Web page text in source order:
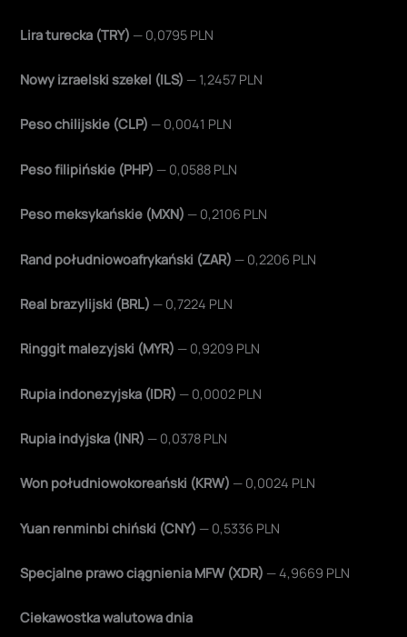
Lira turecka (TRY) — 0,0795 PLN
Nowy izraelski szekel (ILS) — 1,2457 PLN
Peso chilijskie (CLP) — 0,0041 PLN
Peso filipińskie (PHP) — 0,0588 PLN
Peso meksykańskie (MXN) — 0,2106 PLN
Rand południowoafrykański (ZAR) — 0,2206 PLN
Real brazylijski (BRL) — 0,7224 PLN
Ringgit malezyjski (MYR) — 0,9209 PLN
Rupia indonezyjska (IDR) — 0,0002 PLN
Rupia indyjska (INR) — 0,0378 PLN
Won południowokoreański (KRW) — 0,0024 PLN
Yuan renminbi chiński (CNY) — 0,5336 PLN
Specjalne prawo ciągnienia MFW (XDR) — 4,9669 PLN
Ciekawostka walutowa dnia